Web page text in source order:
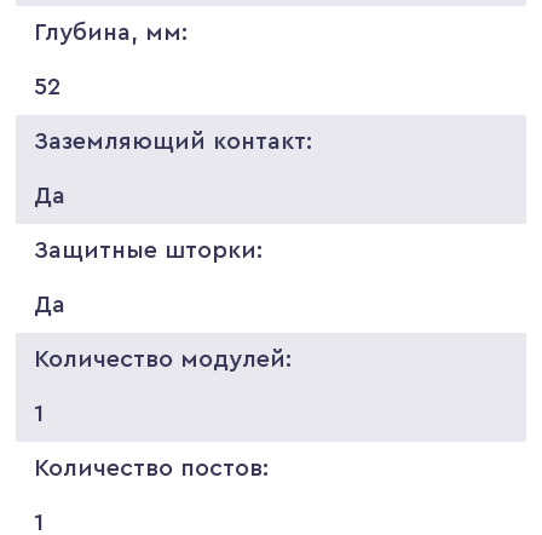
Глубина, мм:
52
Заземляющий контакт:
Да
Защитные шторки:
Да
Количество модулей:
1
Количество постов:
1